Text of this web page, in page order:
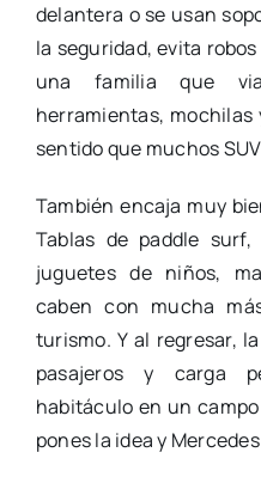
delantera o se usan
la seguridad, evita
una familia que
herramientas,
sentido que muchos
También encaja muy
Tablas de paddle surf,
juguetes de niños,
caben con mucha
turismo. Y al regresar,
pasajeros y carga
habitáculo en un
pones la idea y